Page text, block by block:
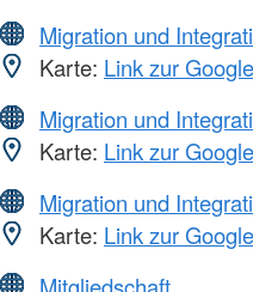
Migration und
Karte: Link zur
Migration und
Karte: Link zur
Migration und
Karte: Link zur